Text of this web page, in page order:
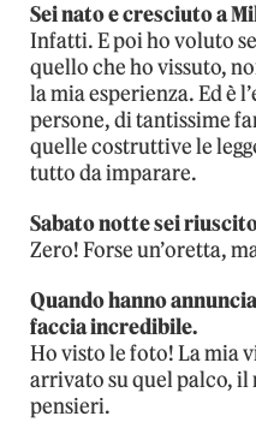
Sei nato e cresciuto a
Infatti. E poi ho voluto
quello che ho vissuto,
la mia esperienza. Ed è
persone, di tantissime
quelle costruttive le
tutto da imparare.
Sabato notte sei
Zero! Forse un’oretta,
Quando hanno
faccia incredibile.
Ho visto le foto! La mia
arrivato su quel palco,
pensieri.